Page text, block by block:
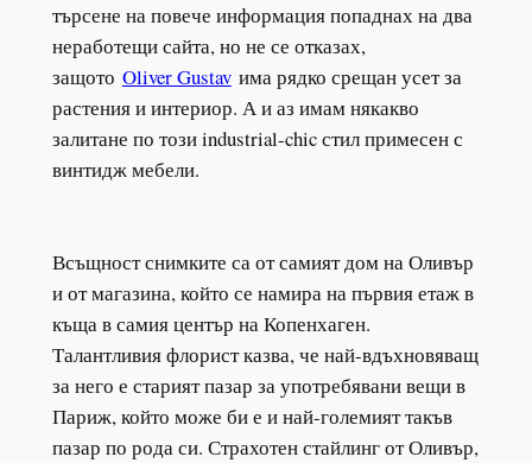
търсене на повече информация попаднах на два
неработещи сайта, но не се отказах,
защото Oliver Gustavима рядко срещан усет за
растения и интериор. А и аз имам някакво
залитане по този industrial-chic стил примесен с
винтидж мебели.
Всъщност снимките са от самият дом на Оливър
и от магазина, който се намира на първия етаж в
къща в самия център на Копенхаген.
Талантливия флорист казва, че най-вдъхновяващ
за него е старият пазар за употребявани вещи в
Париж, който може би е и най-големият такъв
пазар по рода си. Страхотен стайлинг от Оливър,